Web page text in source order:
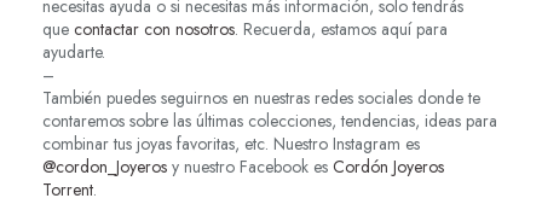
necesitas ayuda o si necesitas más información, solo tendrás
que contactar con nosotros. Recuerda, estamos aquí para
ayudarte.
–
También puedes seguirnos en nuestras redes sociales donde te
contaremos sobre las últimas colecciones, tendencias, ideas para
combinar tus joyas favoritas, etc. Nuestro Instagram es
@cordon_Joyeros y nuestro Facebook es Cordón Joyeros
Torrent.